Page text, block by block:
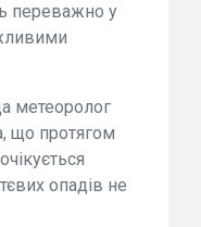
переважно у
метеоролог
що протягом
опадів не